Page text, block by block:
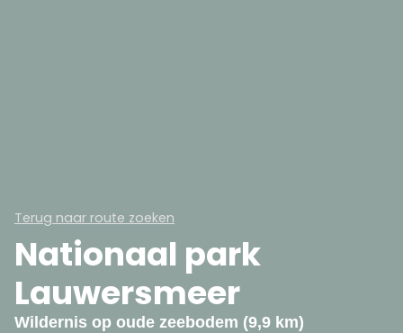
Terug naar route zoeken
Nationaal park
Lauwersmeer
Wildernis op oude zeebodem (9,9 km)